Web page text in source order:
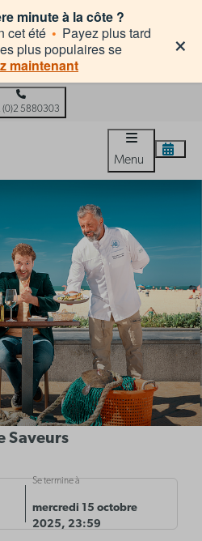
minute à la côte ?
cet été • Payez plus tard
plus populaires se
maintenant
×
(0)2 5880303
Menu
Saveurs
Se termine à
mercredi 15 octobre
2025, 23:59